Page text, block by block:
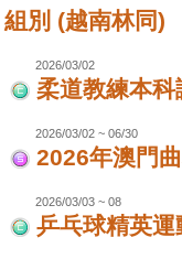
組別 (越南林同)
2026/03/02
柔道教練本科
2026/03/02 ~ 06/30
2026年澳門
2026/03/03 ~ 08
乒乓球精英